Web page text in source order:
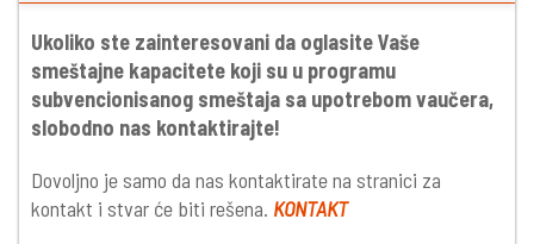
Ukoliko ste zainteresovani da oglasite Vaše
smeštajne kapacitete koji su u programu
subvencionisanog smeštaja sa upotrebom vaučera,
slobodno nas kontaktirajte!
Dovoljno je samo da nas kontaktirate na stranici za
kontakt i stvar će biti rešena. KONTAKT